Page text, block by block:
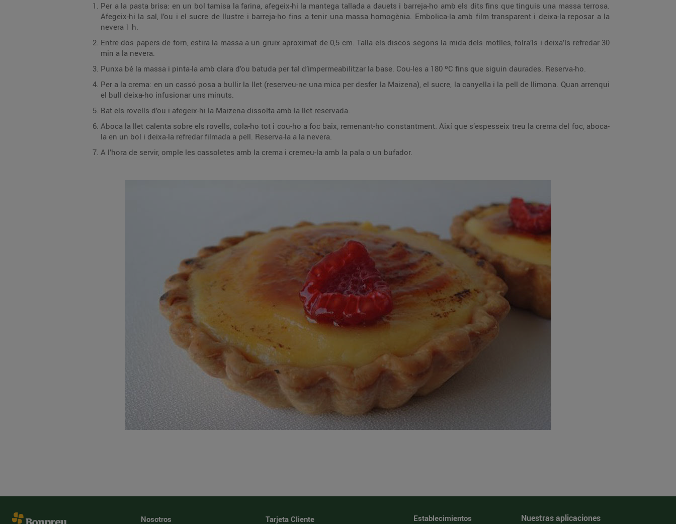
Per a la pasta brisa: en un bol tamisa la farina, afegeix-hi la mantega tallada a dauets i barreja-ho amb els dits fins que tinguis una massa terrosa.
Afegeix-hi la sal, l’ou i el sucre de llustre i barreja-ho fins a tenir una massa homogènia. Embolica-la amb film transparent i deixa-la reposar a la
nevera 1 h.
Entre dos papers de forn, estira la massa a un gruix aproximat de 0,5 cm. Talla els discos segons la mida dels motlles, folra’ls i deixa’ls refredar 30
min a la nevera.
Punxa bé la massa i pinta-la amb clara d’ou batuda per tal d’impermeabilitzar la base. Cou-les a 180 ºC fins que siguin daurades. Reserva-ho.
Per a la crema: en un cassó posa a bullir la llet (reserveu-ne una mica per desfer la Maizena), el sucre, la canyella i la pell de llimona. Quan arrenqui
el bull deixa-ho infusionar uns minuts.
Bat els rovells d’ou i afegeix-hi la Maizena dissolta amb la llet reservada.
Aboca la llet calenta sobre els rovells, cola-ho tot i cou-ho a foc baix, remenant-ho constantment. Així que s’espesseix treu la crema del foc, aboca-
la en un bol i deixa-la refredar filmada a pell. Reserva-la a la nevera.
A l’hora de servir, omple les cassoletes amb la crema i cremeu-la amb la pala o un bufador.
Nosotros Tarjeta Cliente Establecimientos Nuestras aplicaciones